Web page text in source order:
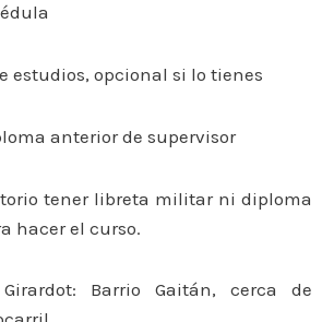
estudios, opcional si lo tienes
anterior de supervisor
tener libreta militar ni diploma
hacer el curso.
Barrio Gaitán, cerca de